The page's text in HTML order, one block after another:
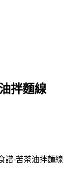
拌麵線
譜-苦茶油拌麵線